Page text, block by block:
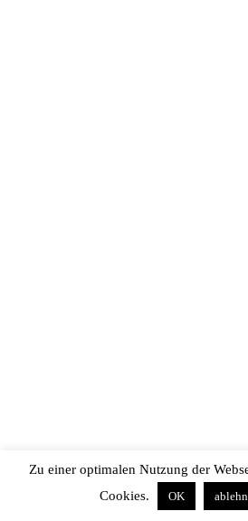
Zu einer optimalen Nutzung der
Cookies.
OK